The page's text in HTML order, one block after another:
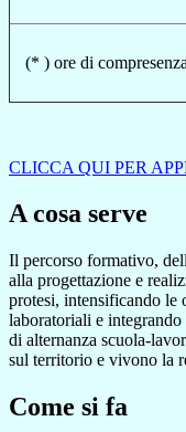
(* ) ore di
CLICCA QUI PER
A cosa serve
Il percorso formativo,
alla progettazione e
protesi, intensificando le
laboratoriali e
di alternanza scuola-
sul territorio e vivono la
Come si fa